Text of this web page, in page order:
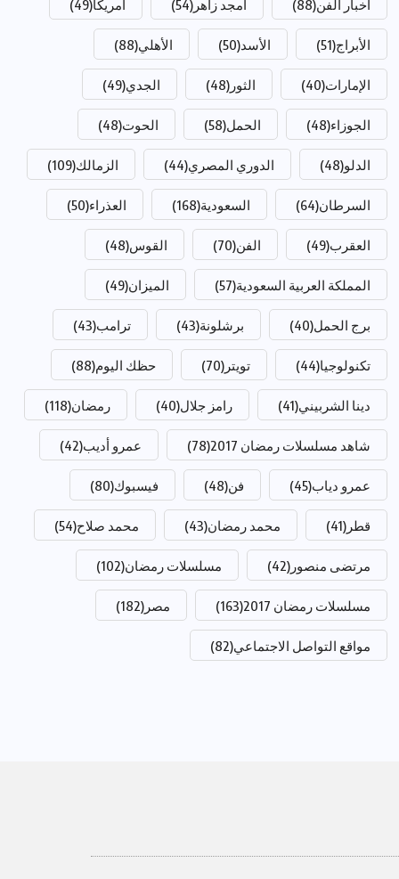
أخبار الفن(88) أمجد زاهر (54) أمريكا(49)
الأبراج(51) الأسد(50) الأهلي(88)
الإمارات(40) الثور (48) الجدي(49)
الجوزاء(48) الحمل(58) الحوت(48)
الدلو(48) الدوري المصري(44) الزمالك(109)
السرطان(64) السعودية(168) العذراء(50)
العقرب(49) الفن(70) القوس(48)
المملكة العربية السعودية(57) الميزان(49)
برج الحمل(40) برشلونة(43) ترامب(43)
تكنولوجيا(44) تويتر (70) حظك اليوم(88)
دينا الشربيني(41) رامز جلال(40) رمضان(118)
شاهد مسلسلات رمضان 2017 (78) عمرو أديب(42)
عمرو دياب(45) فن(48) فيسبوك(80)
قطر (41) محمد رمضان(43) محمد صلاح(54)
مرتضى منصور (42) مسلسلات رمضان(102)
مسلسلات رمضان 2017 (163) مصر (182)
مواقع التواصل الاجتماعي(82)